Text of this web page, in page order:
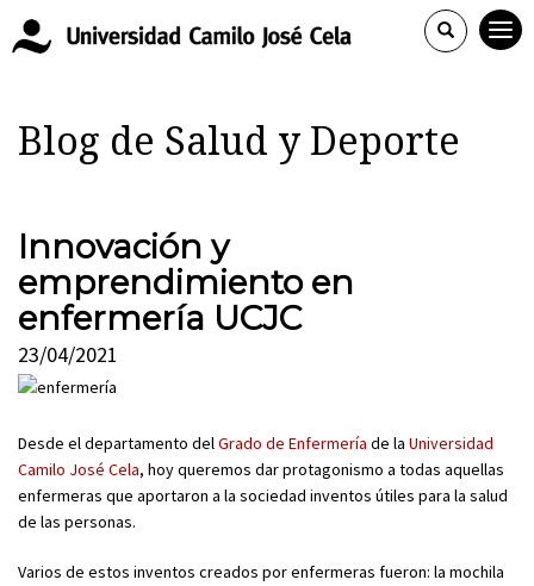
Blog de Salud y Deporte
Innovación y
emprendimiento en
enfermería UCJC
23/04/2021
Desde el departamento delGrado de Enfermería de la Universidad
Camilo José Cela, hoy queremos dar protagonismo a todas aquellas
enfermeras que aportaron a la sociedad inventos útiles para la salud
de las personas.
Varios de estos inventos creados por enfermeras fueron: la mochila